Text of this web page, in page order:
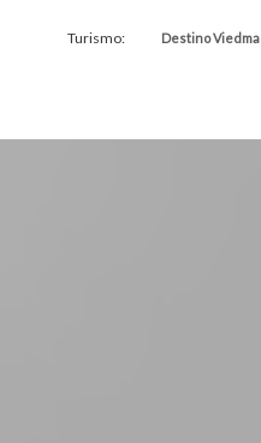
Turismo: Destino Viedma